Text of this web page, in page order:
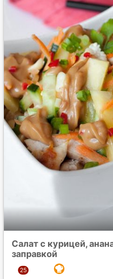
Салат с курицей,
заправкой